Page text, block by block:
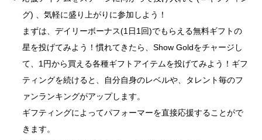
グ) 、気軽に盛り上がりに参加しよう！
まずは、デイリーボーナス(1日1回)でもらえる無料ギフトの
星を投げてみよう！慣れてきたら、Show Goldをチャージし
て、1円から買える各種ギフトアイテムを投げてみよう！ギフ
ティングを続けると、自分自身のレベルや、タレント毎のフ
ァンランキングがアップします。
ギフティングによってパフォーマーを直接応援することがで
きます。